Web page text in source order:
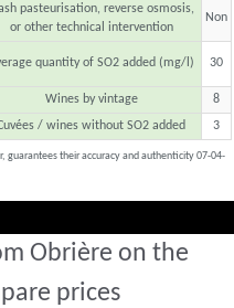
pasteurisation, reverse osmosis,
or other technical intervention
Non
quantity of SO2 added (mg/l) 30
Wines by vintage
8
/ wines without SO2 added 3
guarantees their accuracy and authenticity 07-04-
Obrière on the
prices